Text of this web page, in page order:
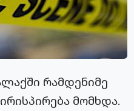
რამდენიმე
მომხდა.